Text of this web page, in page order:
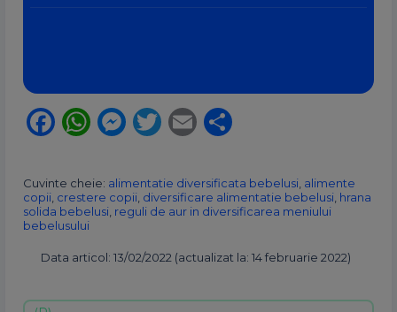
Facebook
WhatsApp
Messenger
Twitter
Email
Cuvinte cheie: alimentatie diversificata bebelusi alimente
copii crestere copii diversificare alimentatie bebelusi hrana
solida bebelusi reguli de aur in diversificarea meniului
bebelusului
Data articol: 13/02/2022 (actualizat la: 14 februarie 2022)